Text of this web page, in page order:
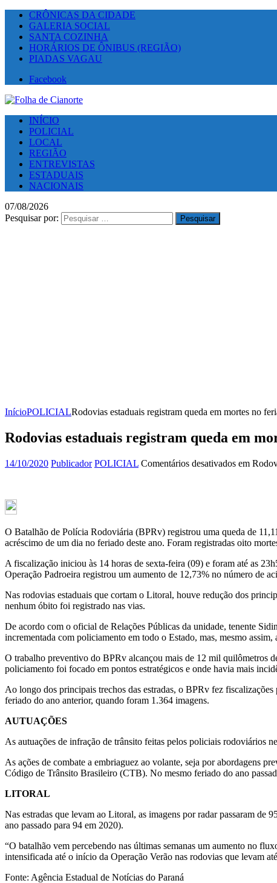
CRÔNICAS DA CIDADE
GALERIA SOCIAL
SANTA COZINHA
HORÁRIOS DE ÔNIBUS (REGIÃO)
PIADAS VAGAU
Facebook
INÍCIO
POLICIAL
LOCAL
REGIÃO
ENTREVISTAS
ESTADUAIS
NACIONAIS
07/08/2026
Pesquisar por:
InícioPOLICIALRodovias estaduais registram queda em mortes no
Rodovias estaduais registram queda em
14/10/2020 Publicador POLICIAL Comentários desativados em
O Batalhão de Polícia Rodoviária (BPRv) registrou uma queda de
acréscimo de um dia no feriado deste ano. Foram registradas oito
A fiscalização iniciou às 14 horas de sexta-feira (09) e foram até as
Operação Padroeira registrou um aumento de 12,73% no número de
Nas rodovias estaduais que cortam o Litoral, houve redução dos
nenhum óbito foi registrado nas vias.
De acordo com o oficial de Relações Públicas da unidade, tenente
incrementada com policiamento em todo o Estado, mas, mesmo
O trabalho preventivo do BPRv alcançou mais de 12 mil quilômetros
policiamento foi focado em pontos estratégicos e onde havia mais
Ao longo dos principais trechos das estradas, o BPRv fez
feriado do ano anterior, quando foram 1.364 imagens.
AUTUAÇÕES
As autuações de infração de trânsito feitas pelos policiais rodoviários
As ações de combate a embriaguez ao volante, seja por abordagens
Código de Trânsito Brasileiro (CTB). No mesmo feriado do ano
LITORAL
Nas estradas que levam ao Litoral, as imagens por radar passaram de
ano passado para 94 em 2020).
“O batalhão vem percebendo nas últimas semanas um aumento no
intensificada até o início da Operação Verão nas rodovias que levam
Fonte: Agência Estadual de Notícias do Paraná